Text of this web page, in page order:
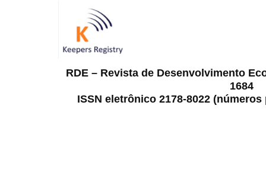
RDE – Revista de Desenvolvimento
1684
ISSN eletrônico 2178-8022